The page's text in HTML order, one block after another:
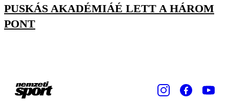
PUSKÁS AKADÉMIÁÉ LETT A HÁROM
PONT